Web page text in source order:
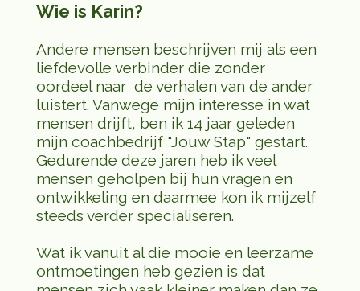
Wie is Karin?
Andere mensen beschrijven mij als een
liefdevolle verbinder die zonder
oordeel naar de verhalen van de ander
luistert. Vanwege mijn interesse in wat
mensen drijft, ben ik 14 jaar geleden
mijn coachbedrijf "Jouw Stap" gestart.
Gedurende deze jaren heb ik veel
mensen geholpen bij hun vragen en
ontwikkeling en daarmee kon ik mijzelf
steeds verder specialiseren.
Wat ik vanuit al die mooie en leerzame
ontmoetingen heb gezien is dat